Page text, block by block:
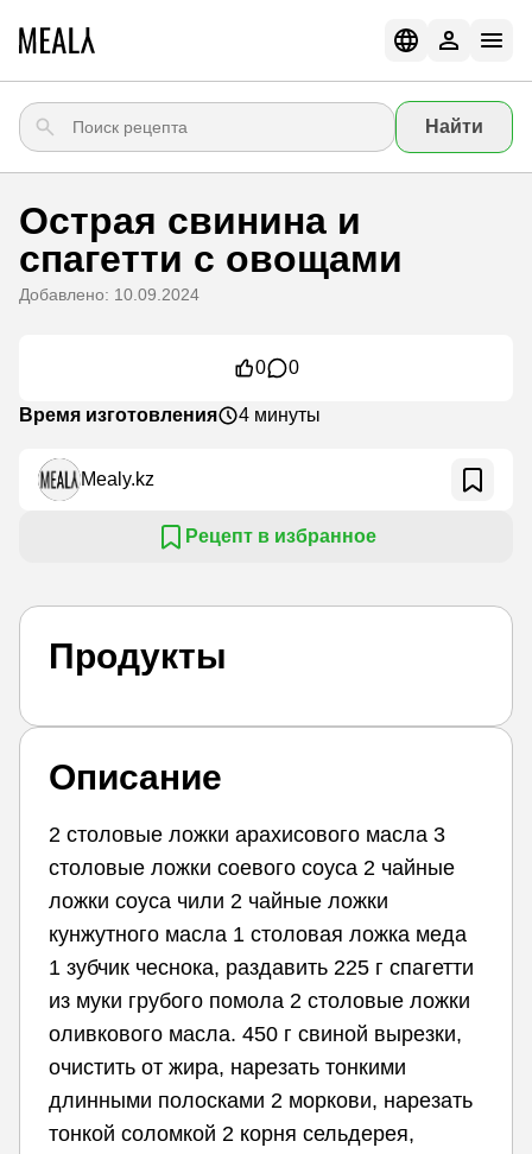
Найти
Острая свинина и
спагетти с овощами
Добавлено: 10.09.2024
0 0
Время изготовления 4 минуты
Mealy.kz
Рецепт в избранное
Продукты
Описание
2 столовые ложки арахисового масла 3
столовые ложки соевого соуса 2 чайные
ложки соуса чили 2 чайные ложки
кунжутного масла 1 столовая ложка меда
1 зубчик чеснока, раздавить 225 г спагетти
из муки грубого помола 2 столовые ложки
оливкового масла. 450 г свиной вырезки,
очистить от жира, нарезать тонкими
длинными полосками 2 моркови, нарезать
тонкой соломкой 2 корня сельдерея,